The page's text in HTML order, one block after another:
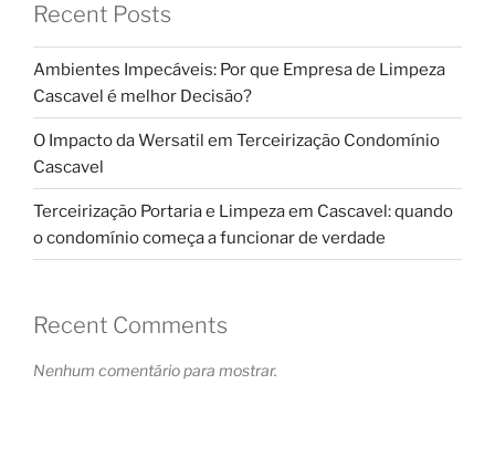
Recent Posts
Ambientes Impecáveis: Por que Empresa de Limpeza
Cascavel é melhor Decisão?
O Impacto da Wersatil em Terceirização Condomínio
Cascavel
Terceirização Portaria e Limpeza em Cascavel: quando
o condomínio começa a funcionar de verdade
Recent Comments
Nenhum comentário para mostrar.